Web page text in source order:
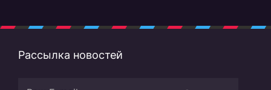
Рассылка новостей